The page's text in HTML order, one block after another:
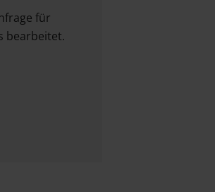
für
bearbeitet.